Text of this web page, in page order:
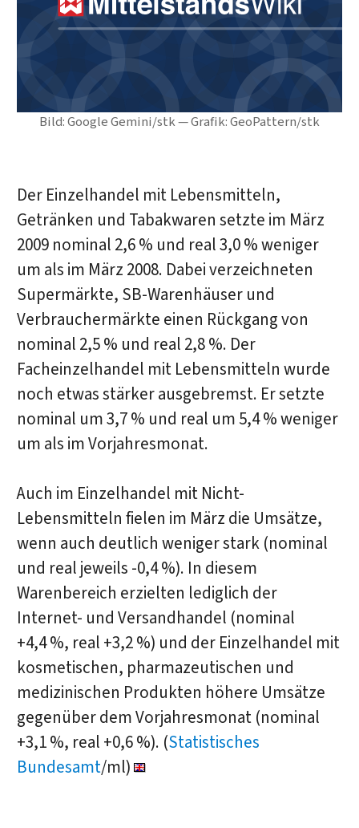
Bild: Google Gemini/stk — Grafik: GeoPattern/stk
Der Einzelhandel mit Lebensmitteln,
Getränken und Tabakwaren setzte im März
2009 nominal 2,6 % und real 3,0 % weniger
um als im März 2008. Dabei verzeichneten
Supermärkte, SB-Warenhäuser und
Verbrauchermärkte einen Rückgang von
nominal 2,5 % und real 2,8 %. Der
Facheinzelhandel mit Lebensmitteln wurde
noch etwas stärker ausgebremst. Er setzte
nominal um 3,7 % und real um 5,4 % weniger
um als im Vorjahresmonat.
Auch im Einzelhandel mit Nicht-
Lebensmitteln fielen im März die Umsätze,
wenn auch deutlich weniger stark (nominal
und real jeweils -0,4 %). In diesem
Warenbereich erzielten lediglich der
Internet- und Versandhandel (nominal
+4,4 %, real +3,2 %) und der Einzelhandel mit
kosmetischen, pharmazeutischen und
medizinischen Produkten höhere Umsätze
gegenüber dem Vorjahresmonat (nominal
+3,1 %, real +0,6 %). (Statistisches
Bundesamt/ml)